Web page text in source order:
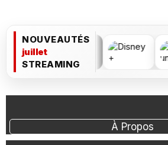
NOUVEAUTÉS
juillet
STREAMING
À Propos